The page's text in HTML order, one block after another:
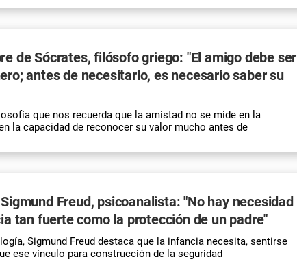
de Sócrates, filósofo griego: "El amigo debe ser
antes de necesitarlo, es necesario saber su
que nos recuerda que la amistad no se mide en la
la capacidad de reconocer su valor mucho antes de
Freud, psicoanalista: "No hay necesidad
tan fuerte como la protección de un padre"
Sigmund Freud destaca que la infancia necesita, sentirse
ese vínculo para construcción de la seguridad